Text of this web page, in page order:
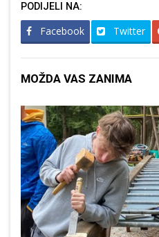
PODIJELI NA:
Facebook Twitter
MOŽDA VAS ZANIMA